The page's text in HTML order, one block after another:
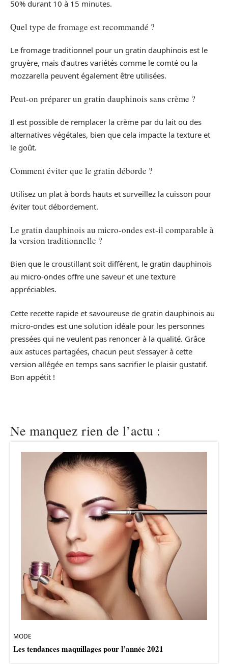
50% durant 10 à 15 minutes.
Quel type de fromage est recommandé ?
Le fromage traditionnel pour un gratin dauphinois est le
gruyère, mais d’autres variétés comme le comté ou la
mozzarella peuvent également être utilisées.
Peut-on préparer un gratin dauphinois sans crème ?
Il est possible de remplacer la crème par du lait ou des
alternatives végétales, bien que cela impacte la texture et
le goût.
Comment éviter que le gratin déborde ?
Utilisez un plat à bords hauts et surveillez la cuisson pour
éviter tout débordement.
Le gratin dauphinois au micro-ondes est-il comparable à
la version traditionnelle ?
Bien que le croustillant soit différent, le gratin dauphinois
au micro-ondes offre une saveur et une texture
appréciables.
Cette recette rapide et savoureuse de gratin dauphinois au
micro-ondes est une solution idéale pour les personnes
pressées qui ne veulent pas renoncer à la qualité. Grâce
aux astuces partagées, chacun peut s’essayer à cette
version allégée en temps sans sacrifier le plaisir gustatif.
Bon appétit !
Ne manquez rien de l’actu :
MODE
Les tendances maquillages pour l’année 2021